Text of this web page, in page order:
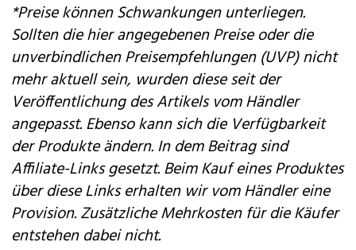
*Preise können Schwankungen unterliegen.
Sollten die hier angegebenen Preise oder die
unverbindlichen Preisempfehlungen (UVP) nicht
mehr aktuell sein, wurden diese seit der
Veröffentlichung des Artikels vom Händler
angepasst. Ebenso kann sich die Verfügbarkeit
der Produkte ändern. In dem Beitrag sind
Affiliate-Links gesetzt. Beim Kauf eines Produktes
über diese Links erhalten wir vom Händler eine
Provision. Zusätzliche Mehrkosten für die Käufer
entstehen dabei nicht.